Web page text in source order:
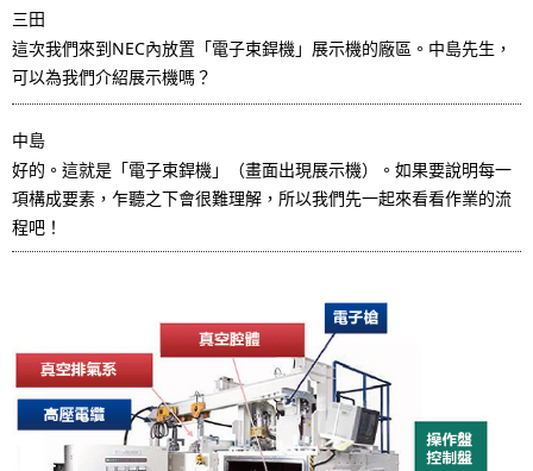
i
t
e
.
三田
這次我們來到NEC內放置「電子束銲機」展示機的廠區。中島先生，
可以為我們介紹展示機嗎？
中島
好的。這就是「電子束銲機」（畫面出現展示機）。如果要說明每一
項構成要素，乍聽之下會很難理解，所以我們先一起來看看作業的流
程吧！